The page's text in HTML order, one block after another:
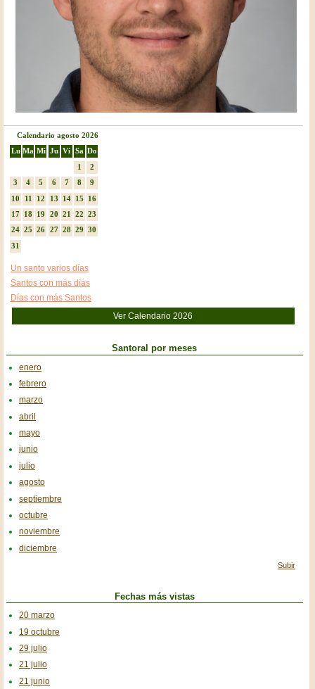
Calendario agosto 2026
Lu Ma Mi Ju Vi Sa Do
1
2
3
4 5 6 7 8
9
10
11 12 13 14 15
16
17 18 19 20 21 22
23
24 25 26 27 28 29
30
31
Un santo varios días
Santos con más días
Días con más Santos
Ver Calendario 2026
Santoral por meses
enero
febrero
marzo
abril
mayo
junio
julio
agosto
septiembre
octubre
noviembre
diciembre
Subir
Fechas más vistas
20 marzo
19 octubre
29 julio
21 julio
21 junio